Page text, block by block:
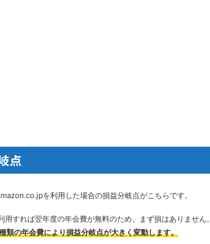
点
を利用した場合の損益分岐点がこちらです。
すれば翌年度の年会費が無料のため、まず損はありません。
類の年会費により損益分岐点が大きく変動します。